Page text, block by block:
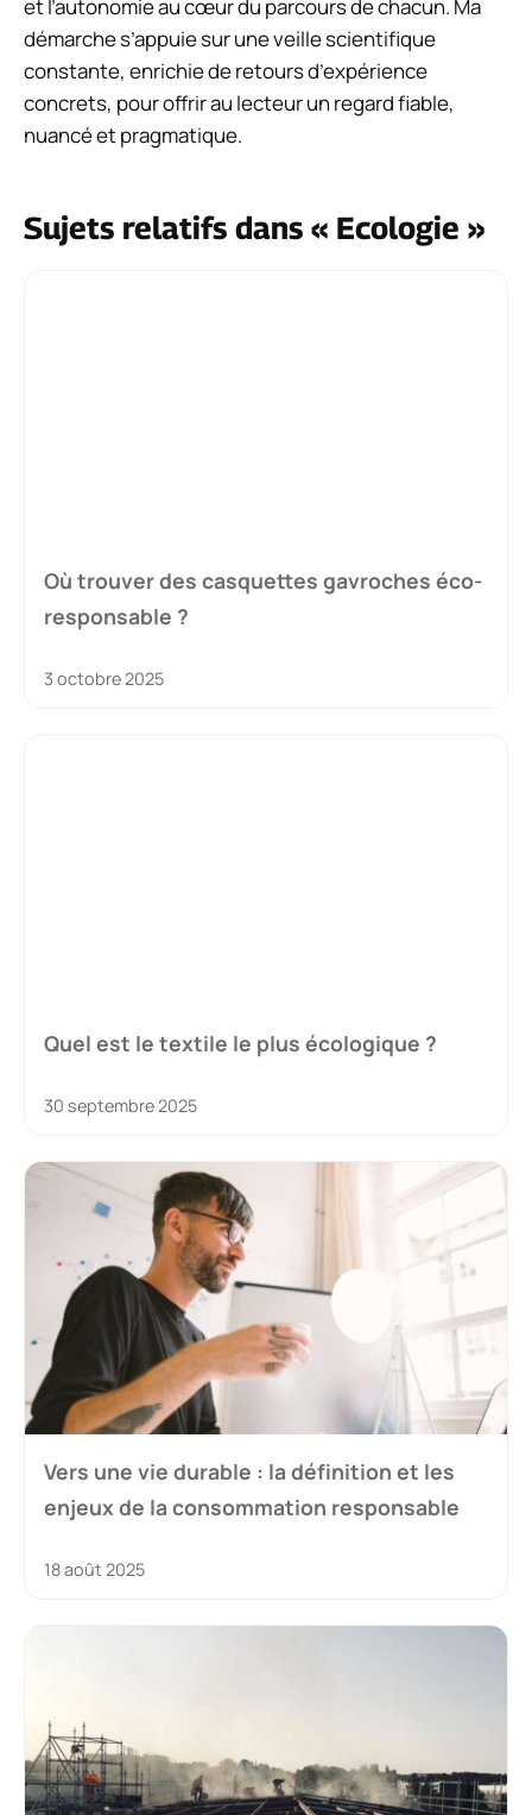
et l’autonomie au cœur du parcours de chacun. Ma
démarche s’appuie sur une veille scientifique
constante, enrichie de retours d’expérience
concrets, pour offrir au lecteur un regard fiable,
nuancé et pragmatique.
Sujets relatifs dans « Ecologie »
Où trouver des casquettes gavroches éco-
responsable ?
3 octobre 2025
Quel est le textile le plus écologique ?
30 septembre 2025
Vers une vie durable : la définition et les
enjeux de la consommation responsable
18 août 2025